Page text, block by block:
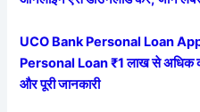
UCO Bank Personal Loan
Personal Loan ₹1 लाख से अधिक
और पूरी जानकारी